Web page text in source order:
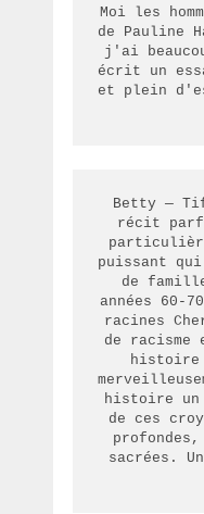
Moi les
de Pauline
j'ai
écrit un
et plein
Betty —
récit
puissant
de
années 60-
racines
de
histoire un
de ces
sacrées.